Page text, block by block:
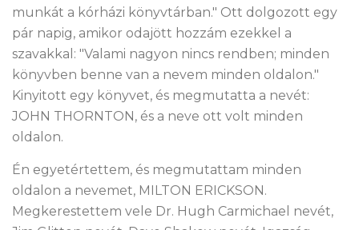
munkát a kórházi könyvtárban." Ott dolgozott egy
pár napig, amikor odajött hozzám ezekkel a
szavakkal: "Valami nagyon nincs rendben; minden
könyvben benne van a nevem minden oldalon."
Kinyitott egy könyvet, és megmutatta a nevét:
JOHN THORNTON, és a neve ott volt minden
oldalon.
Én egyetértettem, és megmutattam minden
oldalon a nevemet, MILTON ERICKSON.
Megkerestettem vele Dr. Hugh Carmichael nevét,